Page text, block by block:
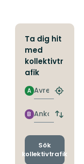
Ta dig hit
med
kollektivtr
afik
Avresa
A
Hitta
Ankomst
B
Byt
och
Sök
kollektivtrafik